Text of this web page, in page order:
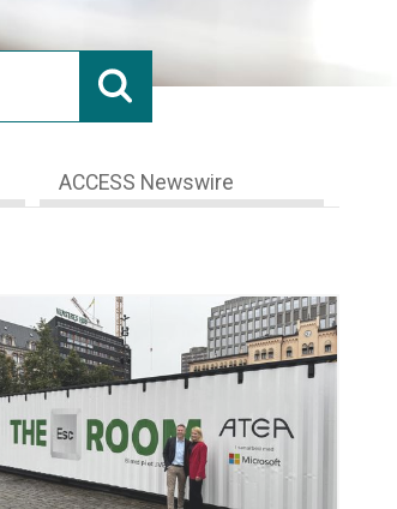
ACCESS Newswire